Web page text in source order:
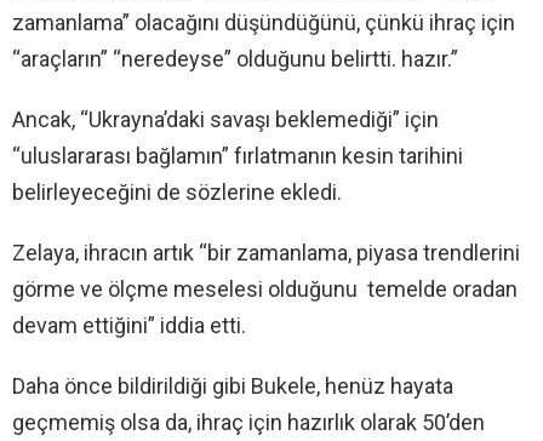
zamanlama” olacağını düşündüğünü, çünkü ihraç için
“araçların” “neredeyse” olduğunu belirtti. hazır.”
Ancak, “Ukrayna’daki savaşı beklemediği” için
“uluslararası bağlamın” fırlatmanın kesin tarihini
belirleyeceğini de sözlerine ekledi.
Zelaya, ihracın artık “bir zamanlama, piyasa trendlerini
görme ve ölçme meselesi olduğunu temelde oradan
devam ettiğini” iddia etti.
Daha önce bildirildiği gibi Bukele, henüz hayata
geçmemiş olsa da, ihraç için hazırlık olarak 50’den